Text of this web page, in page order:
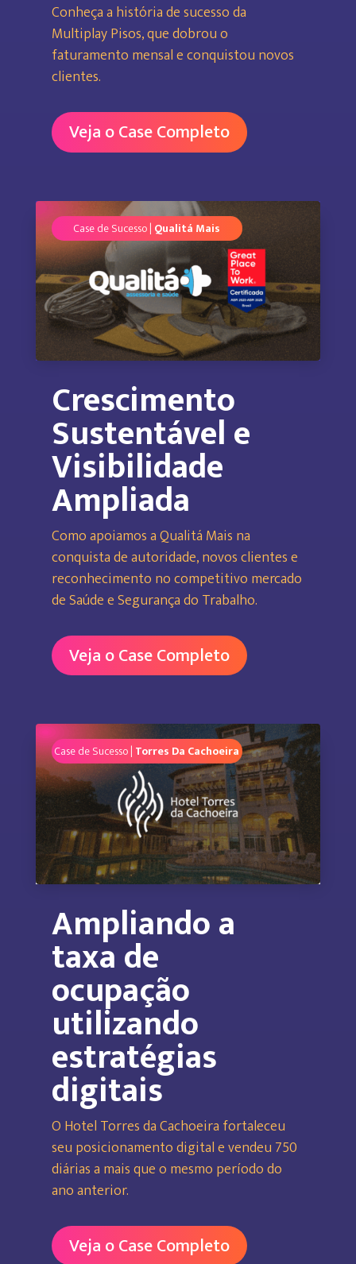
Conheça a história de sucesso da
Multiplay Pisos, que dobrou o
faturamento mensal e conquistou novos
clientes.
Veja o Case Completo
Case de Sucesso | Qualitá Mais
Crescimento
Sustentável e
Visibilidade
Ampliada
Como apoiamos a Qualitá Mais na
conquista de autoridade, novos clientes e
reconhecimento no competitivo mercado
de Saúde e Segurança do Trabalho.
Veja o Case Completo
Case de Sucesso | Torres Da Cachoeira
Ampliando a
taxa de
ocupação
utilizando
estratégias
digitais
O Hotel Torres da Cachoeira fortaleceu
seu posicionamento digital e vendeu 750
diárias a mais que o mesmo período do
ano anterior.
Veja o Case Completo